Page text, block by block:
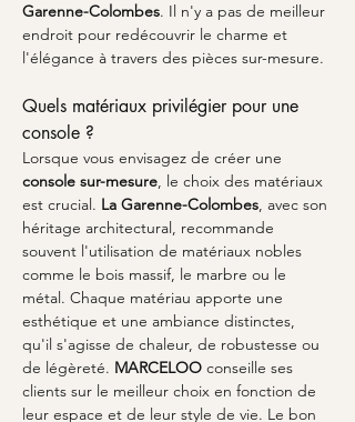
Garenne-Colombes. Il n'y a pas de meilleur
endroit pour redécouvrir le charme et
l'élégance à travers des pièces sur-mesure.
Quels matériaux privilégier pour une
console ?
Lorsque vous envisagez de créer une
console sur-mesure, le choix des matériaux
est crucial. La Garenne-Colombes, avec son
héritage architectural, recommande
souvent l'utilisation de matériaux nobles
comme le bois massif, le marbre ou le
métal. Chaque matériau apporte une
esthétique et une ambiance distinctes,
qu'il s'agisse de chaleur, de robustesse ou
de légèreté. MARCELOO conseille ses
clients sur le meilleur choix en fonction de
leur espace et de leur style de vie. Le bon